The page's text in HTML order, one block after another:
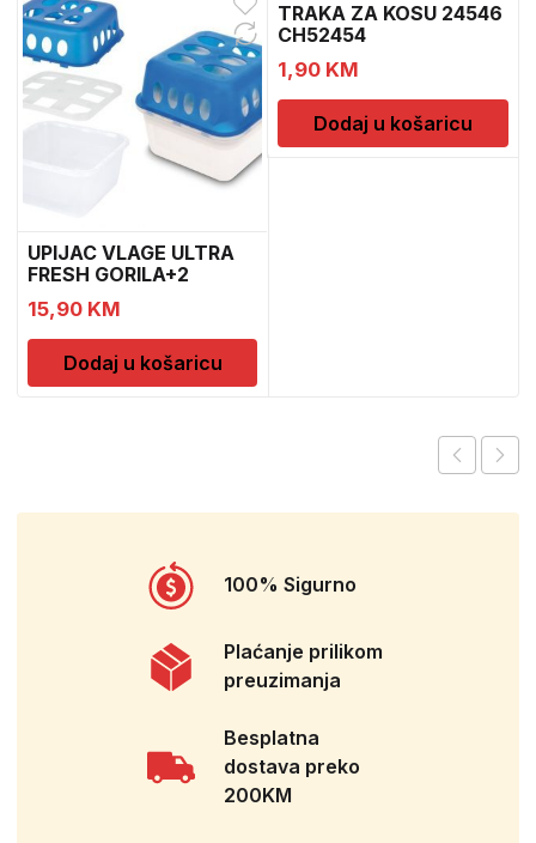
UPIJAC VLAGE ULTRA
FRESH GORILA+2
DOPUNE
15,90 KM
Dodaj u košaricu
TRAKA ZA KOSU 24546
CH52454
1,90 KM
Dodaj u košaricu
100% Sigurno
Plaćanje prilikom
preuzimanja
Besplatna
dostava preko
200KM